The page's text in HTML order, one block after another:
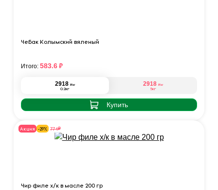
Чебак Колымский вяленый
2918 ₽/кг
0.2кг
2918 ₽/кг
5кг
Купить
Итого: 583.6₽
Акция -29% 774₽
Чир филе х/к в масле 200 гр